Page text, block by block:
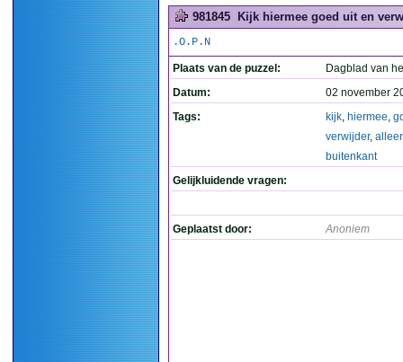
981845 Kijk hiermee goed uit en
.O.P.N
Plaats van de puzzel:
Dagblad van
Datum:
02 november
Tags:
kijk, hiermee,
verwijder,
buitenkant
Gelijkluidende vragen:
Geplaatst door: Anoniem